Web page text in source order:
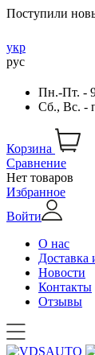
Поступили
укр
рус
Пн.-Пт. -
Сб., Вс. -
Корзина
Сравнение
Нет товаров
Избранное
Войти
О нас
Доставка
Новости
Контакты
Отзывы